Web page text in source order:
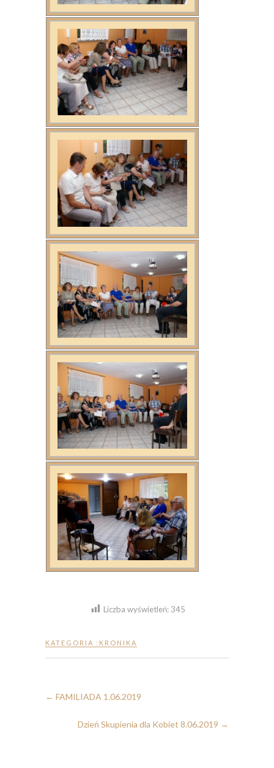
Liczba wyświetleń: 345
KATEGORIA : KRONIKA
← FAMILIADA 1.06.2019
Dzień Skupienia dla Kobiet 8.06.2019 →